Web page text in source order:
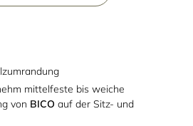
mittelfeste bis weiche
von BICO auf der Sitz- und